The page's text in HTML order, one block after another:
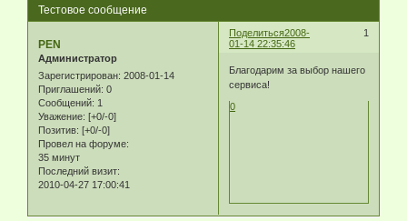
Тестовое сообщение
Поделиться 1
2008-
01-14 22:35:46
PEN
Администратор
Зарегистрирован: 2008-01-14
Приглашений: 0
Сообщений: 1
Уважение: [+0/-0]
Позитив: [+0/-0]
Провел на форуме:
35 минут
Последний визит:
2010-04-27 17:00:41
Благодарим за выбор нашего
сервиса!
0